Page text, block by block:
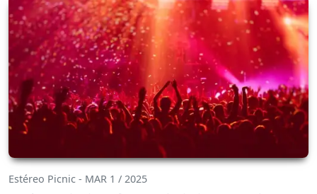
Estéreo Picnic - MAR 1 / 2025